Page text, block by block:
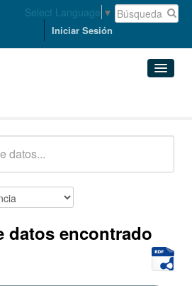
Select Language ▼
Iniciar Sesión
datos encontrado